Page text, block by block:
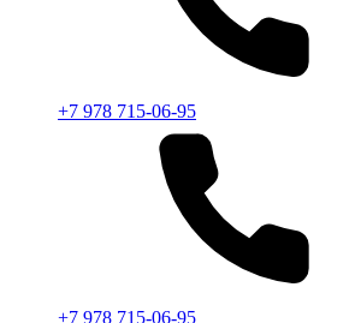
+7 978 715-06-95
+7 978 715-06-95